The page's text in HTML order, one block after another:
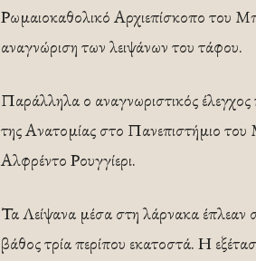
Ρωμαιοκαθολικό Αρχιεπίσκοπο του
αναγνώριση των λειψάνων του τάφου.
Παράλληλα ο αναγνωριστικός
της Ανατομίας στο Πανεπιστήμιο του
Αλφρέντο Ρουγγίερι.
Τα Λείψανα μέσα στη λάρνακα έπλεαν
βάθος τρία περίπου εκατοστά. Η